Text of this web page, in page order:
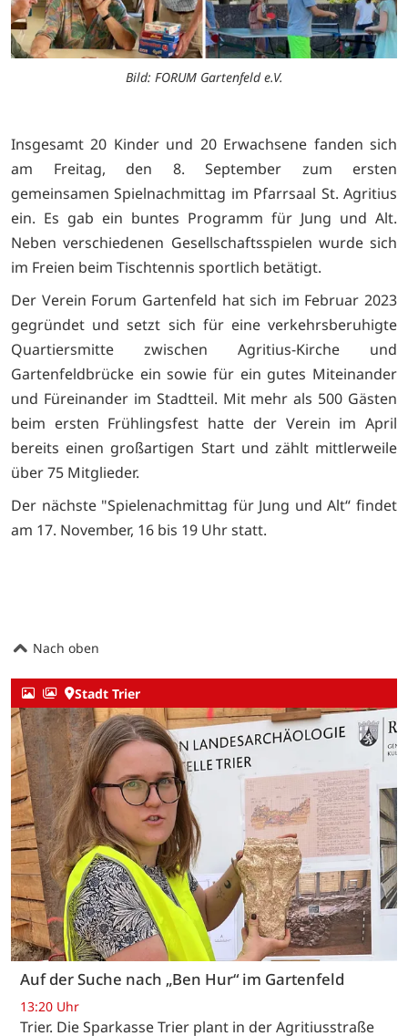
Bild: FORUM Gartenfeld e.V.
Insgesamt 20 Kinder und 20 Erwachsene fanden sich
am Freitag, den 8. September zum ersten
gemeinsamen Spielnachmittag im Pfarrsaal St. Agritius
ein. Es gab ein buntes Programm für Jung und Alt.
Neben verschiedenen Gesellschaftsspielen wurde sich
im Freien beim Tischtennis sportlich betätigt.
Der Verein Forum Gartenfeld hat sich im Februar 2023
gegründet und setzt sich für eine verkehrsberuhigte
Quartiersmitte zwischen Agritius-Kirche und
Gartenfeldbrücke ein sowie für ein gutes Miteinander
und Füreinander im Stadtteil. Mit mehr als 500 Gästen
beim ersten Frühlingsfest hatte der Verein im April
bereits einen großartigen Start und zählt mittlerweile
über 75 Mitglieder.
Der nächste "Spielenachmittag für Jung und Alt“ findet
am 17. November, 16 bis 19 Uhr statt.
Nach oben
Stadt Trier
Auf der Suche nach „Ben Hur“ im Gartenfeld
13:20 Uhr
Trier. Die Sparkasse Trier plant in der Agritiusstraße